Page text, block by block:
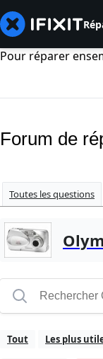
Pour réparer
Forum de
Toutes les questions
Tout Les plus